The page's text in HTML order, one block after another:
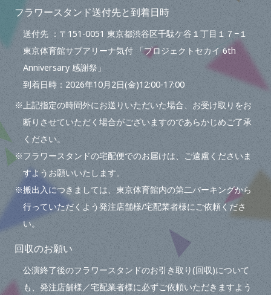
フラワースタンド送付先と到着日時
送付先 ：〒151-0051 東京都渋谷区千駄ケ谷１丁目１７−１
東京体育館サブアリーナ気付 「プロジェクトセカイ 6th
Anniversary 感謝祭」
到着日時：2026年10月2日(金)12:00-17:00
※上記指定の時間外にお送りいただいた場合、お受け取りをお
断りさせていただく場合がございますのであらかじめご了承
ください。
※フラワースタンドの宅配便でのお届けは、ご遠慮くださいま
すようお願いいたします。
※搬出入につきましては、東京体育館内の第二パーキングから
行っていただくよう発注店舗様/宅配業者様にご依頼くださ
い。
回収のお願い
公演終了後のフラワースタンドのお引き取り(回収)について
も、発注店舗様／宅配業者様に必ずご依頼いただきますよう